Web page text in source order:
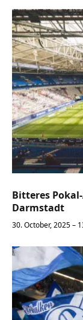
Bitteres
Darmstadt
30. October, 2025 –